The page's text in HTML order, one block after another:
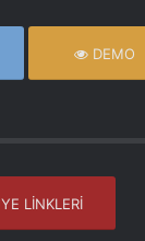
DEMO
LİNKLERİ